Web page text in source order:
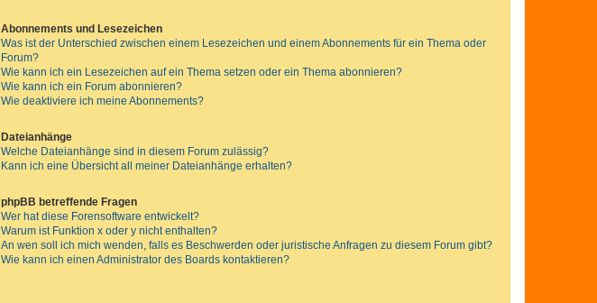
Abonnements und Lesezeichen
Was ist der Unterschied zwischen einem Lesezeichen und einem Abonnements für ein Thema oder
Forum?
Wie kann ich ein Lesezeichen auf ein Thema setzen oder ein Thema abonnieren?
Wie kann ich ein Forum abonnieren?
Wie deaktiviere ich meine Abonnements?
Dateianhänge
Welche Dateianhänge sind in diesem Forum zulässig?
Kann ich eine Übersicht all meiner Dateianhänge erhalten?
phpBB betreffende Fragen
Wer hat diese Forensoftware entwickelt?
Warum ist Funktion x oder y nicht enthalten?
An wen soll ich mich wenden, falls es Beschwerden oder juristische Anfragen zu diesem Forum gibt?
Wie kann ich einen Administrator des Boards kontaktieren?